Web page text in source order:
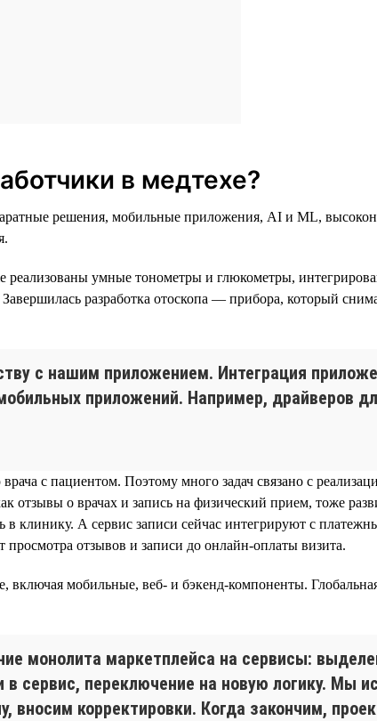
в медтехе?
решения, мобильные приложения, AI и ML,
умные тонометры и глюкометры,
разработка отоскопа — прибора, который
с нашим приложением. Интеграция
приложений. Например, драйверов
с пациентом. Поэтому много задач связано с
отзывы о врачах и запись на физический прием, тоже
клинику. А сервис записи сейчас интегрируют с
отзывов и записи до онлайн-оплаты визита.
включая мобильные, веб- и бэкенд-компоненты.
монолита маркетплейса на сервисы:
сервис, переключение на новую логику. Мы
вносим корректировки. Когда закончим,